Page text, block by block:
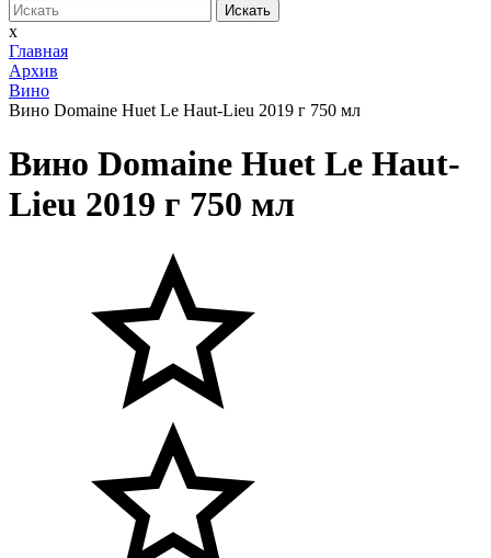
Искать
x
Главная
Архив
Вино
Вино Domaine Huet Le Haut-Lieu 2019 г 750 мл
Вино Domaine Huet Le Haut-
Lieu 2019 г 750 мл